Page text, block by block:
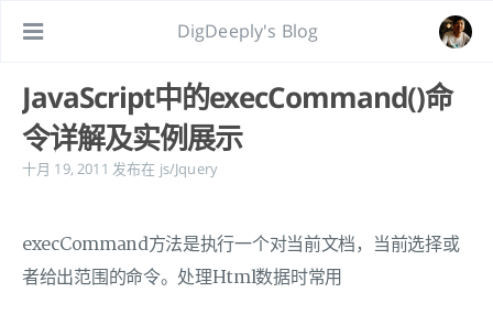
DigDeeply's Blog
JavaScript中的execCommand()命
令详解及实例展示
十月 19, 2011 发布在 js/Jquery
execCommand方法是执行一个对当前文档，当前选择或
者给出范围的命令。处理Html数据时常用